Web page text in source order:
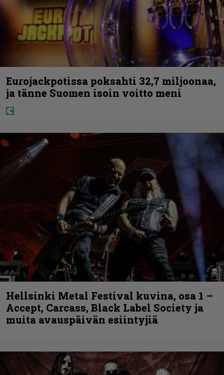
Eurojackpotissa poksahti 32,7 miljoonaa,
ja tänne Suomen isoin voitto meni
Hellsinki Metal Festival kuvina, osa 1 –
Accept, Carcass, Black Label Society ja
muita avauspäivän esiintyjiä